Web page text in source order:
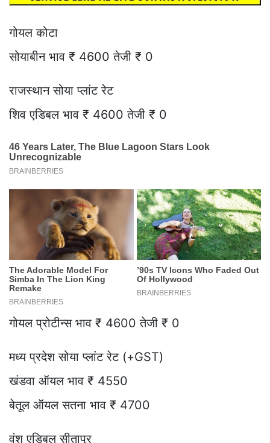
गोयल कोटा
सोयाबीन भाव ₹ 4600 तेजी ₹ 0
राजस्थान सोया प्लांट रेट
शिव एडिबल भाव ₹ 4600 तेजी ₹ 0
गोयल प्रोटीन्स भाव ₹ 4600 तेजी ₹ 0
मध्य प्रदेश सोया प्लांट रेट (+GST)
खंडवा ऑयल भाव ₹ 4550
बेतूल ऑयल सतना भाव ₹ 4700
वंश एडिबल सीतापुर